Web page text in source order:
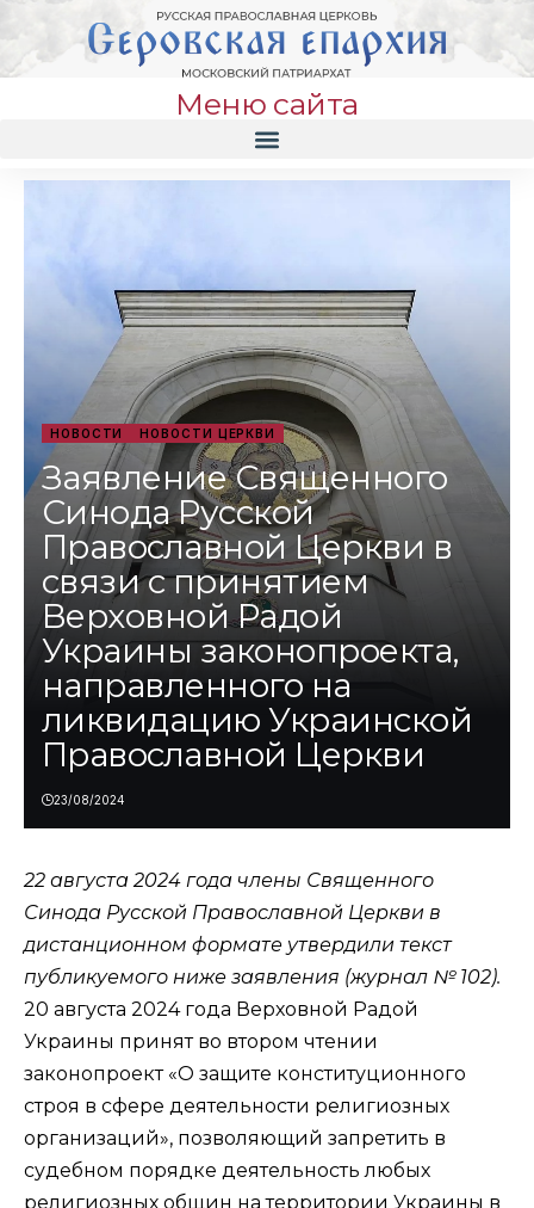
Меню сайта
НОВОСТИ НОВОСТИ ЦЕРКВИ
Заявление Священного
Синода Русской
Православной Церкви в
связи с принятием
Верховной Радой
Украины законопроекта,
направленного на
ликвидацию Украинской
Православной Церкви
23/08/2024
22 августа 2024 года члены Священного
Синода Русской Православной Церкви в
дистанционном формате утвердили текст
публикуемого ниже заявления (журнал № 102).
20 августа 2024 года Верховной Радой
Украины принят во втором чтении
законопроект «О защите конституционного
строя в сфере деятельности религиозных
организаций», позволяющий запретить в
судебном порядке деятельность любых
религиозных общин на территории Украины в